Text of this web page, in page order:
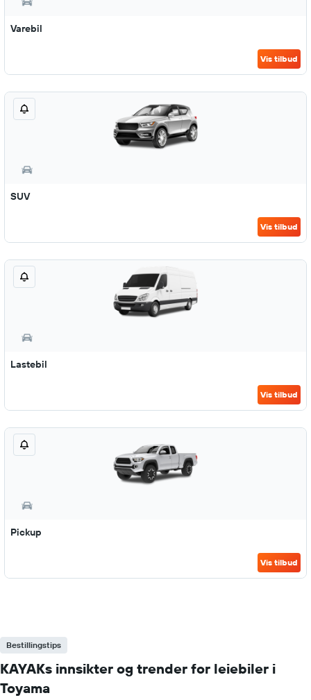
Varebil
Vis tilbud
SUV
Vis tilbud
Lastebil
Vis tilbud
Pickup
Vis tilbud
Bestillingstips
KAYAKs innsikter og trender for leiebiler i
Toyama